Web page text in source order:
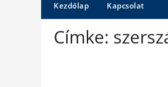
Kezdőlap Kapcsolat
Címke: